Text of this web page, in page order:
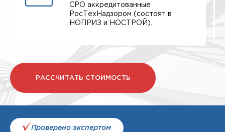
СРО аккредитованные
РосТехНадзором (состоят в
НОПРИЗ и НОСТРОЙ).
РАССЧИТАТЬ СТОИМОСТЬ
Проверено экспертом